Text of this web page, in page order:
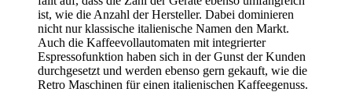
ist, wie die Anzahl der Hersteller. Dabei dominieren
nicht nur klassische italienische Namen den Markt.
Auch die Kaffeevollautomaten mit integrierter
Espressofunktion haben sich in der Gunst der Kunden
durchgesetzt und werden ebenso gern gekauft, wie die
Retro Maschinen für einen italienischen Kaffeegenuss.